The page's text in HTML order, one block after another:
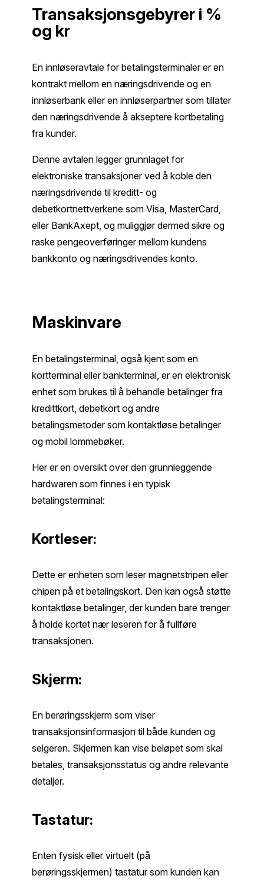
Transaksjonsgebyrer i %
og kr
En innløseravtale for betalingsterminaler er en
kontrakt mellom en næringsdrivende og en
innløserbank eller en innløserpartner som tillater
den næringsdrivende å akseptere kortbetaling
fra kunder.
Denne avtalen legger grunnlaget for
elektroniske transaksjoner ved å koble den
næringsdrivende til kreditt- og
debetkortnettverkene som Visa, MasterCard,
eller BankAxept, og muliggjør dermed sikre og
raske pengeoverføringer mellom kundens
bankkonto og næringsdrivendes konto.
Maskinvare
En betalingsterminal, også kjent som en
kortterminal eller bankterminal, er en elektronisk
enhet som brukes til å behandle betalinger fra
kredittkort, debetkort og andre
betalingsmetoder som kontaktløse betalinger
og mobil lommebøker.
Her er en oversikt over den grunnleggende
hardwaren som finnes i en typisk
betalingsterminal:
Kortleser:
Dette er enheten som leser magnetstripen eller
chipen på et betalingskort. Den kan også støtte
kontaktløse betalinger, der kunden bare trenger
å holde kortet nær leseren for å fullføre
transaksjonen.
Skjerm:
En berøringsskjerm som viser
transaksjonsinformasjon til både kunden og
selgeren. Skjermen kan vise beløpet som skal
betales, transaksjonsstatus og andre relevante
detaljer.
Tastatur:
Enten fysisk eller virtuelt (på
berøringsskjermen) tastatur som kunden kan